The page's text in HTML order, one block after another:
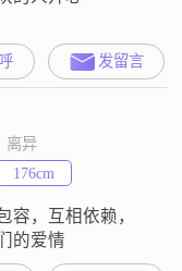
发留言
离异
176cm
容，互相依赖，
的爱情